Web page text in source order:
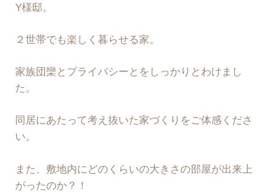
Y様邸。
２世帯でも楽しく暮らせる家。
家族団欒とプライバシーとをしっかりとわけまし
た。
同居にあたって考え抜いた家づくりをご体感くださ
い。
また、敷地内にどのくらいの大きさの部屋が出来上
がったのか？！